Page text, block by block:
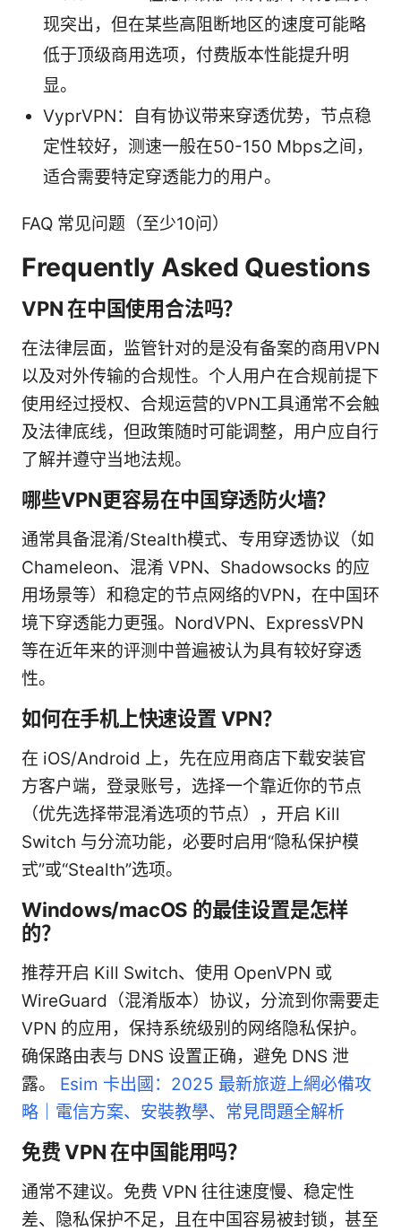
现突出，但在某些高阻断地区的速度可能略
低于顶级商用选项，付费版本性能提升明
显。
VyprVPN：自有协议带来穿透优势，节点稳
定性较好，测速一般在50-150 Mbps之间，
适合需要特定穿透能力的用户。
FAQ 常见问题（至少10问）
Frequently Asked Questions
VPN 在中国使用合法吗？
在法律层面，监管针对的是没有备案的商用VPN
以及对外传输的合规性。个人用户在合规前提下
使用经过授权、合规运营的VPN工具通常不会触
及法律底线，但政策随时可能调整，用户应自行
了解并遵守当地法规。
哪些VPN更容易在中国穿透防火墙？
通常具备混淆/Stealth模式、专用穿透协议（如
Chameleon、混淆 VPN、Shadowsocks 的应
用场景等）和稳定的节点网络的VPN，在中国环
境下穿透能力更强。NordVPN、ExpressVPN
等在近年来的评测中普遍被认为具有较好穿透
性。
如何在手机上快速设置 VPN？
在 iOS/Android 上，先在应用商店下载安装官
方客户端，登录账号，选择一个靠近你的节点
（优先选择带混淆选项的节点），开启 Kill
Switch 与分流功能，必要时启用“隐私保护模
式”或“Stealth”选项。
Windows/macOS 的最佳设置是怎样
的？
推荐开启 Kill Switch、使用 OpenVPN 或
WireGuard（混淆版本）协议，分流到你需要走
VPN 的应用，保持系统级别的网络隐私保护。
确保路由表与 DNS 设置正确，避免 DNS 泄
露。 Esim 卡出國：2025 最新旅遊上網必備攻
略｜電信方案、安裝教學、常見問題全解析
免费 VPN 在中国能用吗？
通常不建议。免费 VPN 往往速度慢、稳定性
差、隐私保护不足，且在中国容易被封锁，甚至